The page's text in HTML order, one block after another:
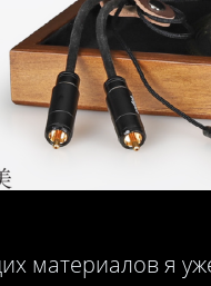
материалов я